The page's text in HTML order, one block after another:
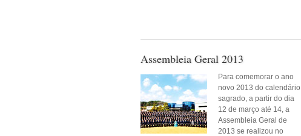
Assembleia Geral 2013
Para comemorar o ano
novo 2013 do calendário
sagrado, a partir do dia
12 de março até 14, a
Assembleia Geral de
2013 se realizou no